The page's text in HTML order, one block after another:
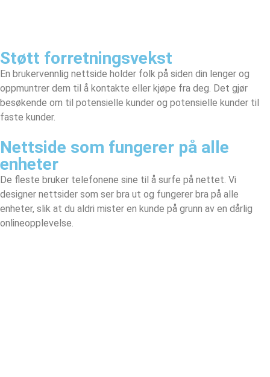
Støtt forretningsvekst
En brukervennlig nettside holder folk på siden din lenger og
oppmuntrer dem til å kontakte eller kjøpe fra deg. Det gjør
besøkende om til potensielle kunder og potensielle kunder til
faste kunder.
Nettside som fungerer på alle
enheter
De fleste bruker telefonene sine til å surfe på nettet. Vi
designer nettsider som ser bra ut og fungerer bra på alle
enheter, slik at du aldri mister en kunde på grunn av en dårlig
onlineopplevelse.